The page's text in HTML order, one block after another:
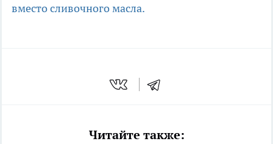
вместо сливочного масла.
Читайте также: